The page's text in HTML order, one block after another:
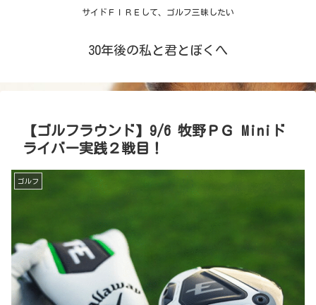
サイドＦＩＲＥして、ゴルフ三昧したい
30年後の私と君とぼくへ
【ゴルフラウンド】9/6 牧野ＰＧ Miniド
ライバー実践２戦目！
ゴルフ